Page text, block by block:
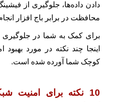
دادن داده‌ها، جلوگیری از
محافظت در برابر باج افزار
اینجا چند نکته در مورد
کوچک شما آورده شده است.
10 نکته برای